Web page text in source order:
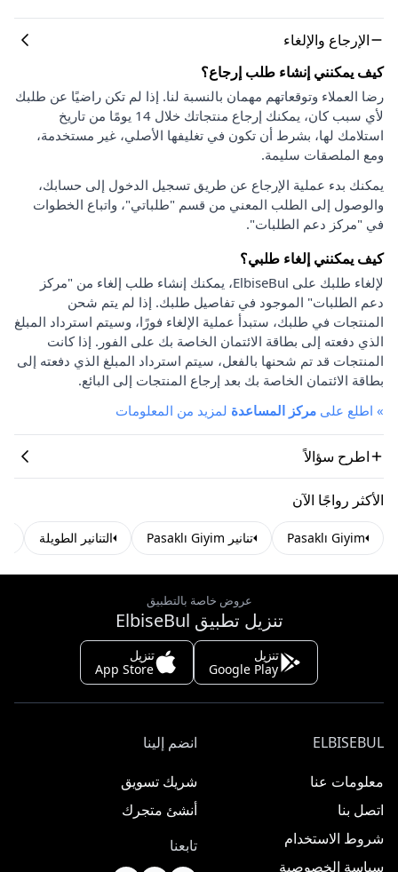
الإرجاع والإلغاء
كيف يمكنني إنشاء طلب إرجاع؟
رضا العملاء وتوقعاتهم مهمان بالنسبة لنا. إذا لم تكن راضيًا عن طلبك
لأي سبب كان، يمكنك إرجاع منتجاتك خلال 14 يومًا من تاريخ
استلامك لها، بشرط أن تكون في تغليفها الأصلي، غير مستخدمة،
ومع الملصقات سليمة.
يمكنك بدء عملية الإرجاع عن طريق تسجيل الدخول إلى حسابك،
والوصول إلى الطلب المعني من قسم "طلباتي"، واتباع الخطوات
في "مركز دعم الطلبات".
كيف يمكنني إلغاء طلبي؟
لإلغاء طلبك على ElbiseBul، يمكنك إنشاء طلب إلغاء من "مركز
دعم الطلبات" الموجود في تفاصيل طلبك. إذا لم يتم شحن
المنتجات في طلبك، ستبدأ عملية الإلغاء فورًا، وسيتم استرداد المبلغ
الذي دفعته إلى بطاقة الائتمان الخاصة بك على الفور. إذا كانت
المنتجات قد تم شحنها بالفعل، سيتم استرداد المبلغ الذي دفعته إلى
بطاقة الائتمان الخاصة بك بعد إرجاع المنتجات إلى البائع.
» اطلع على مركز المساعدة لمزيد من المعلومات
اطرح سؤالاً
الأكثر رواجًا الآن
Pasaklı Giyim تنانير Pasaklı Giyim التنانير الطويلة
عروض خاصة بالتطبيق
تنزيل تطبيق ElbiseBul
تنزيل
Google Play
تنزيل
App Store
ELBISEBUL
معلومات عنا
اتصل بنا
شروط الاستخدام
سياسة الخصوصية
انضم إلينا
شريك تسويق
أنشئ متجرك
تابعنا